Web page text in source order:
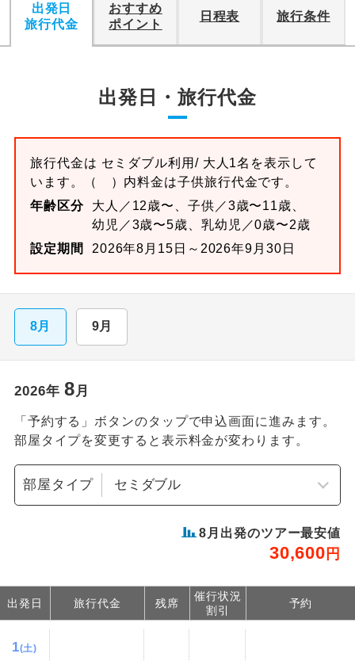
出発日
旅行代金
おすすめ
ポイント
日程表 旅行条件
出発日・旅行代金
旅行代金は セミダブル利用/ 大人1名を表示して
います。
（ ）内料金は子供旅行代金です。
年齢区分
大人／12歳〜、子供／3歳〜11歳、
幼児／3歳〜5歳、乳幼児／0歳〜2歳
設定期間
2026年8月15日～2026年9月30日
8月 9月
2026年 8月
「予約する」ボタンのタップで申込画面に進みます。
部屋タイプを変更すると表示料金が変わります。
部屋タイプ
8 月出発のツアー最安値
30,600 円
出発日 旅行代金 残席
催行状況
割引
予約
1(土)